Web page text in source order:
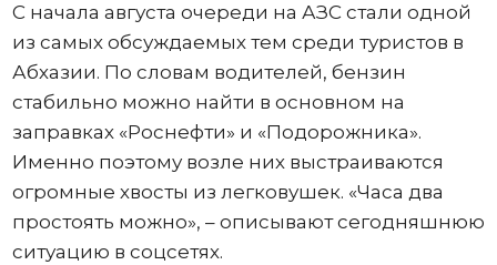
С начала августа очереди на АЗС стали одной
из самых обсуждаемых тем среди туристов в
Абхазии. По словам водителей, бензин
стабильно можно найти в основном на
заправках «Роснефти» и «Подорожника».
Именно поэтому возле них выстраиваются
огромные хвосты из легковушек. «Часа два
простоять можно», – описывают сегодняшнюю
ситуацию в соцсетях.